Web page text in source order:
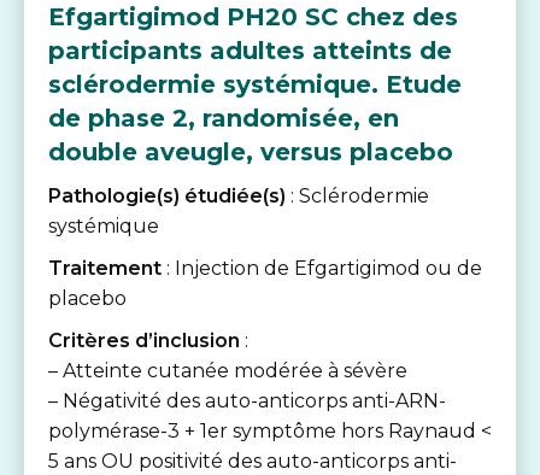
Efgartigimod PH20 SC chez des
participants adultes atteints de
sclérodermie systémique. Etude
de phase 2, randomisée, en
double aveugle, versus placebo
Pathologie(s) étudiée(s) : Sclérodermie
systémique
Traitement : Injection de Efgartigimod ou de
placebo
Critères d’inclusion :
– Atteinte cutanée modérée à sévère
– Négativité des auto-anticorps anti-ARN-
polymérase-3 + 1er symptôme hors Raynaud <
5 ans OU positivité des auto-anticorps anti-